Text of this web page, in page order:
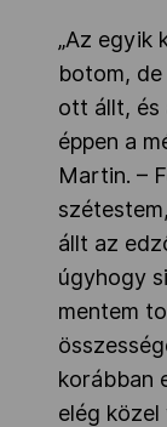
„Az egyik
botom,
ott állt, és
éppen a
Martin. –
állt az
úgyhogy
mentem
korábban
elég